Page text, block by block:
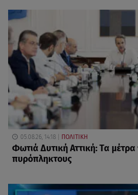
05.08.26, 14:18 ΠΟΛΙΤΙΚΗ
Φωτιά Δυτική Αττική: Τα μέτρα
πυρόπληκτους